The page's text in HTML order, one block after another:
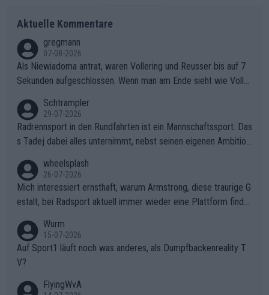
Aktuelle Kommentare
gregmann
07-08-2026
Als Niewiadoma antrat, waren Vollering und Reusser bis auf 7
Sekunden aufgeschlossen. Wenn man am Ende sieht wie Voller
ering die 7 Sekunden zu Niewiadoma nicht geschlossen hat un
d den Abstand hat anwachsen lassen. Ein schwerer taktischer
Fehler, der den Tour Sieg kosten wird.Diese Beobachtung trifft
Zögerlichkeit von Demi Vollering in diesem Moment war das e
ntscheidende Puzzleteil, das Katarzyna Niewiadoma die Tür z
um Gelben Trikot geöffnet hat.Das taktische Dilemma am Mon
t VentouxDie psychologische Falle: Vollering spekulierte in die
ser Phase darauf, dass Marlen Reusser im Gelben Trikot die N
achführarbeit leistet, um ihre Gesamtführung zu verteidigen.De
r Pokereinsatz: Anstatt die verbleibenden 7 Sekunden sofort s
elbst zuzufahren, verließ sich Vollering zu lange auf die Tempo
arbeit anderer.Niewiadomas Momentum: Niewiadoma nutzte g
Schtrampler
29-07-2026
Radrennsport in den Rundfahrten ist ein Mannschaftssport. Das
s Tadej dabei alles unternimmt, nebst seinen eigenen Ambition
ganze Team auch mental stark zu machen und konkret am Erf
olg teilzuhaben, ist ihm ganz hoch anzurechnen. Das ist ein Zei
chen weit über den Radsport hinaus.
wheelsplash
26-07-2026
Mich interessiert ernsthaft, warum Armstrong, diese traurige G
estalt, bei Radsport aktuell immer wieder eine Plattform finde
Wurm
15-07-2026
Auf Sport1 läuft noch was anderes, als Dumpfbackenreality T
V?
FlyingWvA